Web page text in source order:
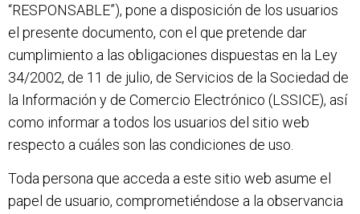
“RESPONSABLE”), pone a disposición de los usuarios
el presente documento, con el que pretende dar
cumplimiento a las obligaciones dispuestas en la Ley
34/2002, de 11 de julio, de Servicios de la Sociedad de
la Información y de Comercio Electrónico (LSSICE), así
como informar a todos los usuarios del sitio web
respecto a cuáles son las condiciones de uso.
Toda persona que acceda a este sitio web asume el
papel de usuario, comprometiéndose a la observancia